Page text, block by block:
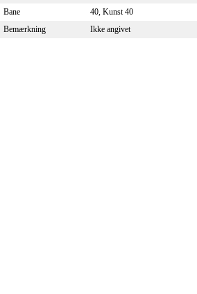
Bane
40, Kunst 40
Bemærkning
Ikke angivet